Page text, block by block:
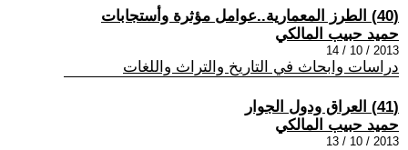
(40) الطرز المعمارية..عوامل مؤثرة وأستجابات
حميد حبيب المالكي
2013 / 10 / 14
دراسات وابحاث في التاريخ والتراث واللغات
(41) العراق ودول الجوار
حميد حبيب المالكي
2013 / 10 / 13